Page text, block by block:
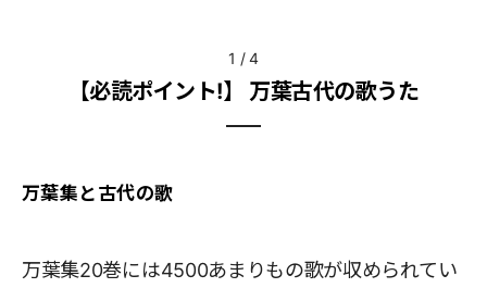
1 /4
【必読ポイント!】 万葉古代の歌うた
万葉集と古代の歌
万葉集20巻には4500あまりもの歌が収められてい